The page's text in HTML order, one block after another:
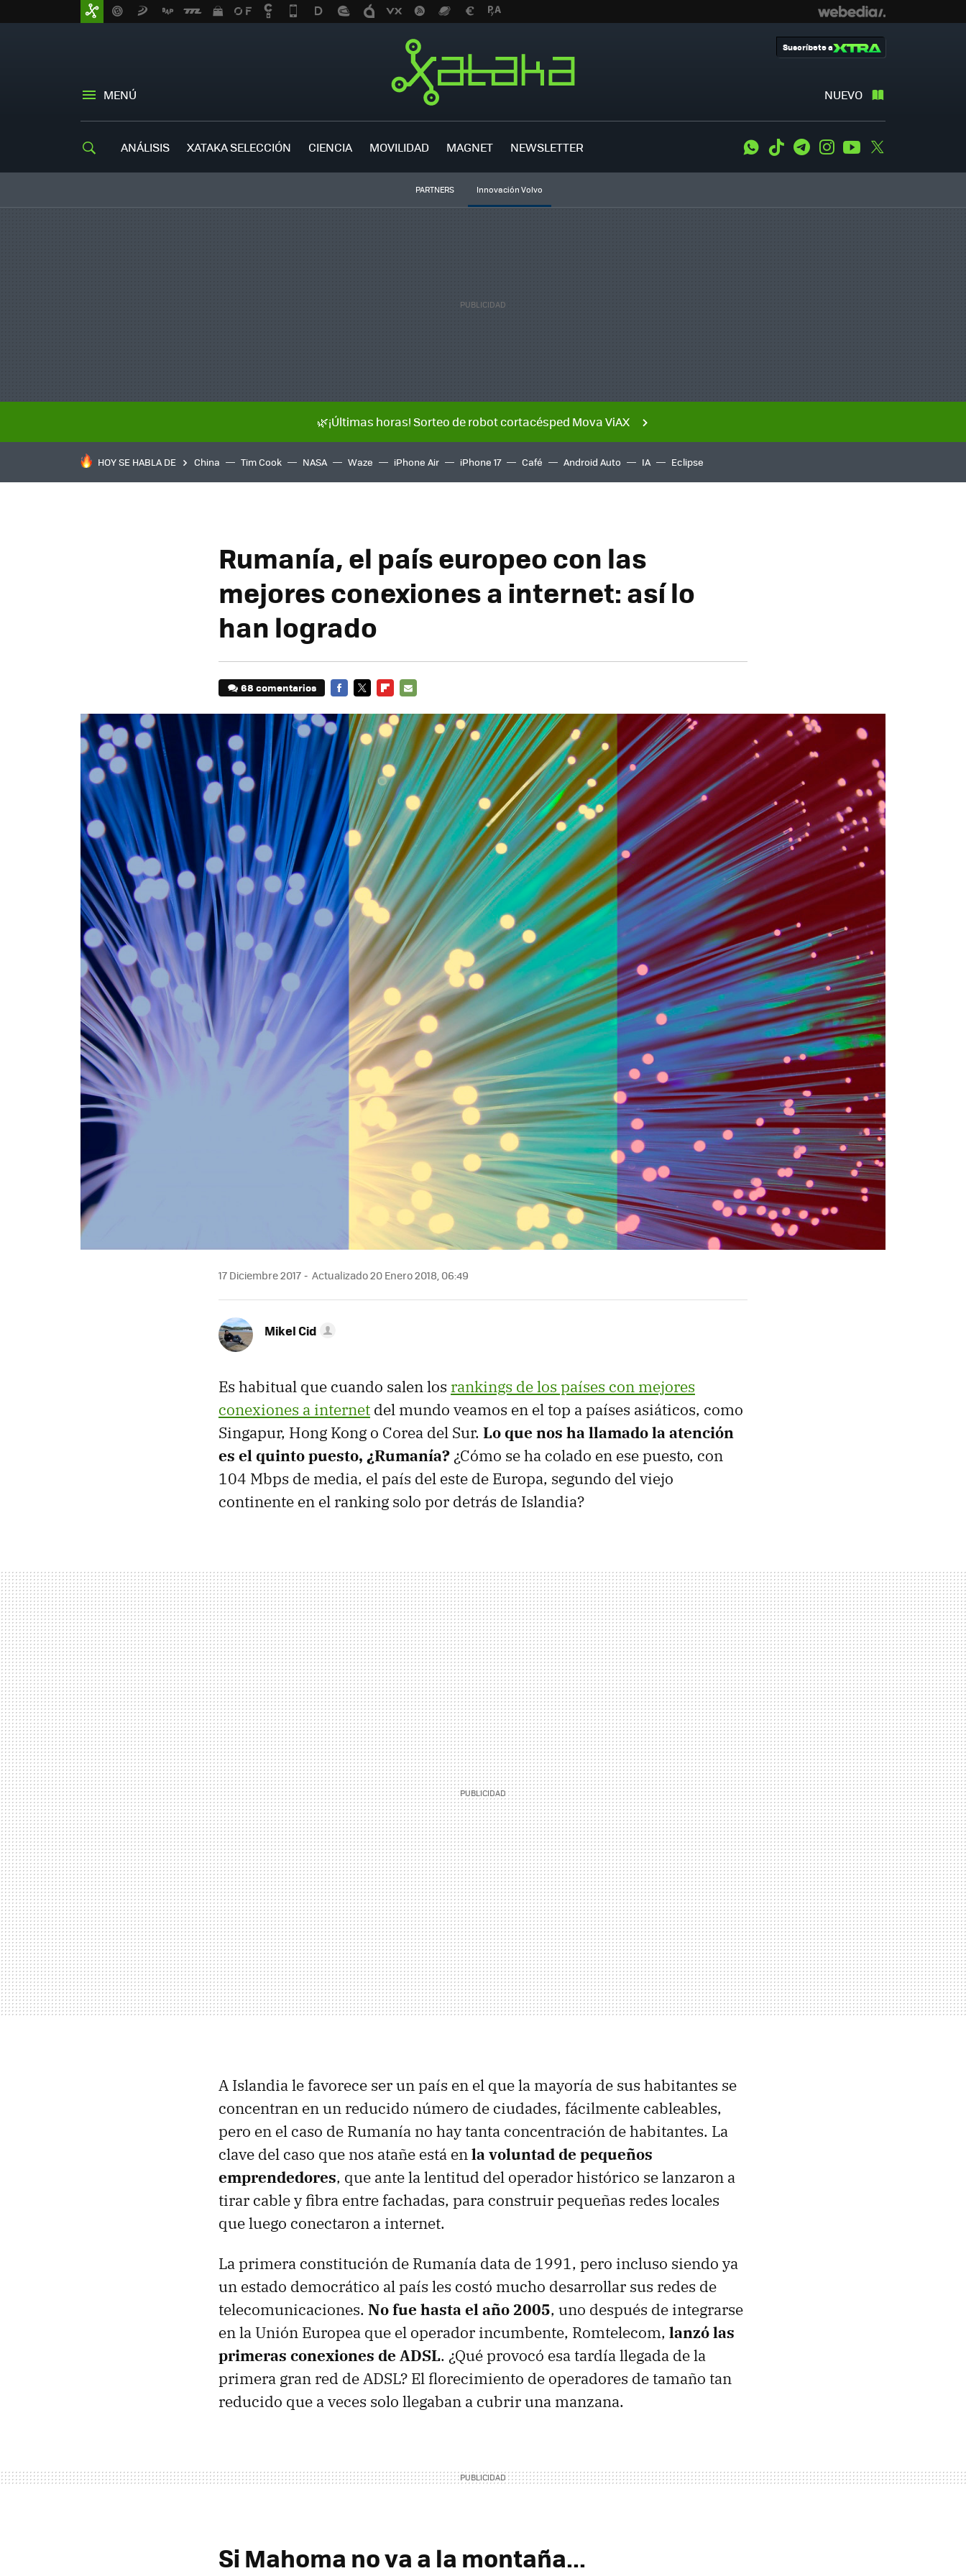
MENÚ NUEVO
Suscríbete a
ANÁLISIS XATAKA SELECCIÓN CIENCIA MOVILIDAD MAGNET NEWSLETTER WhatsApp
Tiktok TelegramInstagramYoutube
PARTNERS Innovación Volvo
🌿¡Últimas horas! Sorteo de robot cortacésped Mova ViAX
HOY SE HABLA DE China Tim Cook NASA Waze iPhone Air iPhone 17 Café Android Auto IA Eclipse
Rumanía, el país europeo con las
mejores conexiones a internet: así lo
han logrado
68 comentarios
MAIL
17 Diciembre 2017 Actualizado 20 Enero 2018, 06:49
Mikel Cid
Es habitual que cuando salen los rankings de los países con mejores
conexiones a internet del mundo veamos en el top a países asiáticos, como
Singapur, Hong Kong o Corea del Sur. Lo que nos ha llamado la atención
es el quinto puesto, ¿Rumanía? ¿Cómo se ha colado en ese puesto, con
104 Mbps de media, el país del este de Europa, segundo del viejo
continente en el ranking solo por detrás de Islandia?
A Islandia le favorece ser un país en el que la mayoría de sus habitantes se
concentran en un reducido número de ciudades, fácilmente cableables,
pero en el caso de Rumanía no hay tanta concentración de habitantes. La
clave del caso que nos atañe está enla voluntad de pequeños
emprendedores, que ante la lentitud del operador histórico se lanzaron a
tirar cable y fibra entre fachadas, para construir pequeñas redes locales
que luego conectaron a internet.
La primera constitución de Rumanía data de 1991, pero incluso siendo ya
un estado democrático al país les costó mucho desarrollar sus redes de
telecomunicaciones. No fue hasta el año 2005, uno después de integrarse
en la Unión Europea que el operador incumbente, Romtelecom, lanzó las
primeras conexiones de ADSL. ¿Qué provocó esa tardía llegada de la
primera gran red de ADSL? El florecimiento de operadores de tamaño tan
reducido que a veces solo llegaban a cubrir una manzana.
Si Mahoma no va a la montaña...